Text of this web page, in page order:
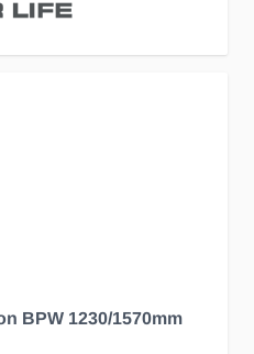
BPW 1230/1570mm